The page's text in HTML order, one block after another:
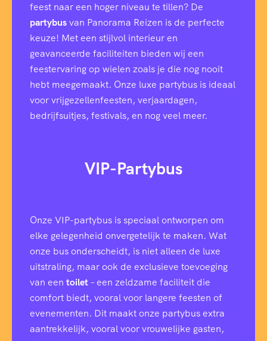
feest naar een hoger niveau te tillen? De
partybusvan Panorama Reizen is de perfecte
keuze! Met een stijlvol interieur en
geavanceerde faciliteiten bieden wij een
feestervaring op wielen zoals je die nog nooit
hebt meegemaakt. Onze luxe partybus is ideaal
voor vrijgezellenfeesten, verjaardagen,
bedrijfsuitjes, festivals, en nog veel meer.
VIP-Partybus
Onze VIP-partybus is speciaal ontworpen om
elke gelegenheid onvergetelijk te maken. Wat
onze bus onderscheidt, is niet alleen de luxe
uitstraling, maar ook de exclusieve toevoeging
van een toilet– een zeldzame faciliteit die
comfort biedt, vooral voor langere feesten of
evenementen. Dit maakt onze partybus extra
aantrekkelijk, vooral voor vrouwelijke gasten,